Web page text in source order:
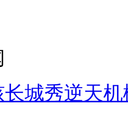
城秀逆天机